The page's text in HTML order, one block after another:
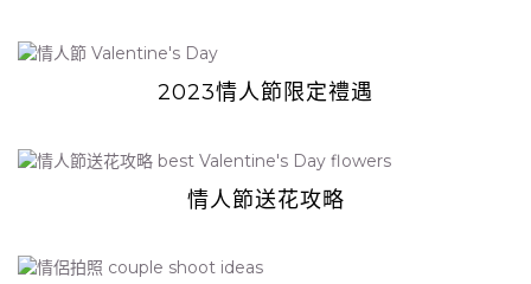
2023情人節限定禮遇
情人節送花攻略